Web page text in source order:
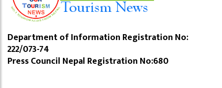
Department of Information Registration No:
222/073-74
Press Council Nepal Registration No:680